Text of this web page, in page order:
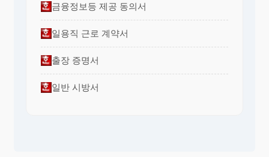
금융정보등 제공 동의서
일용직 근로 계약서
출장 증명서
일반 시방서